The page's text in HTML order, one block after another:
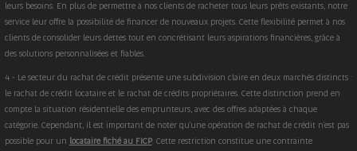
leurs besoins. En plus de permettre à nos clients de racheter tous leurs prêts existants, notre
service leur offre la possibilité de financer de nouveaux projets. Cette flexibilité permet à nos
clients de consolider leurs dettes tout en concrétisant leurs aspirations financières, grâce à
des solutions personnalisées et fiables.
4 - Le secteur du rachat de crédit présente une subdivision claire en deux marchés distincts :
le rachat de crédit locataire et le rachat de crédits propriétaires. Cette distinction prend en
compte la situation résidentielle des emprunteurs, avec des offres adaptées à chaque
catégorie. Cependant, il est important de noter qu'une opération de rachat de crédit n'est pas
possible pour un locataire fiché au FICP. Cette restriction constitue une contrainte